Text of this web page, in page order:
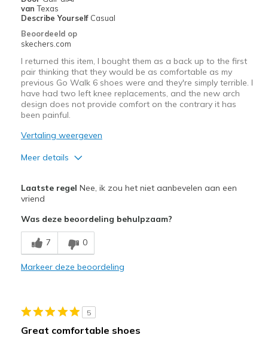
van Texas
Describe Yourself Casual
Beoordeeld op
skechers.com
I returned this item, I bought them as a back up to the first
pair thinking that they would be as comfortable as my
previous Go Walk 6 shoes were and they're simply terrible. I
have had two left knee replacements, and the new arch
design does not provide comfort on the contrary it has
been painful.
Vertaling weergeven
Meer details
Painful pillar design to arches
Laatste regel Nee, ik zou het niet aanbevelen aan een
vriend
Was deze beoordeling behulpzaam?
7 0
Markeer deze beoordeling
5
Great comfortable shoes